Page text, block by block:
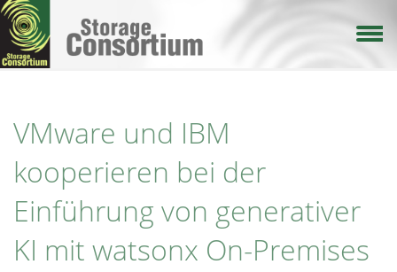
Direkt
zum
Inhalt
VMware und IBM
kooperieren bei der
Einführung von generativer
KI mit watsonx On-Premises